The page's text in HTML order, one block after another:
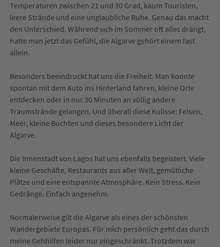
Temperaturen zwischen 21 und 30 Grad, kaum Touristen,
leere Strände und eine unglaubliche Ruhe. Genau das macht
den Unterschied. Während sich im Sommer oft alles drängt,
hatte man jetzt das Gefühl, die Algarve gehört einem fast
allein.
Besonders beeindruckt hat uns die Freiheit. Man konnte
spontan mit dem Auto ins Hinterland fahren, kleine Orte
entdecken oder in nur 30 Minuten an völlig andere
Traumstrände gelangen. Und überall diese Kulisse: Felsen,
Meer, kleine Buchten und dieses besondere Licht der
Algarve.
Die Innenstadt von Lagos hat uns ebenfalls begeistert. Viele
kleine Geschäfte, Restaurants aus aller Welt, gemütliche
Plätze und eine entspannte Atmosphäre. Kein Stress. Kein
Gedränge. Einfach angenehm.
Normalerweise gilt die Algarve als eines der schönsten
Wandergebiete Europas. Für mich persönlich geht das durch
meine Gehhilfen leider nur eingeschränkt. Trotzdem war